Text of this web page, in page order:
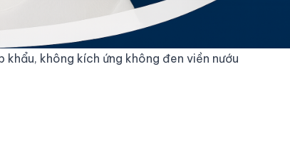
khẩu, không kích ứng không đen viền nướu